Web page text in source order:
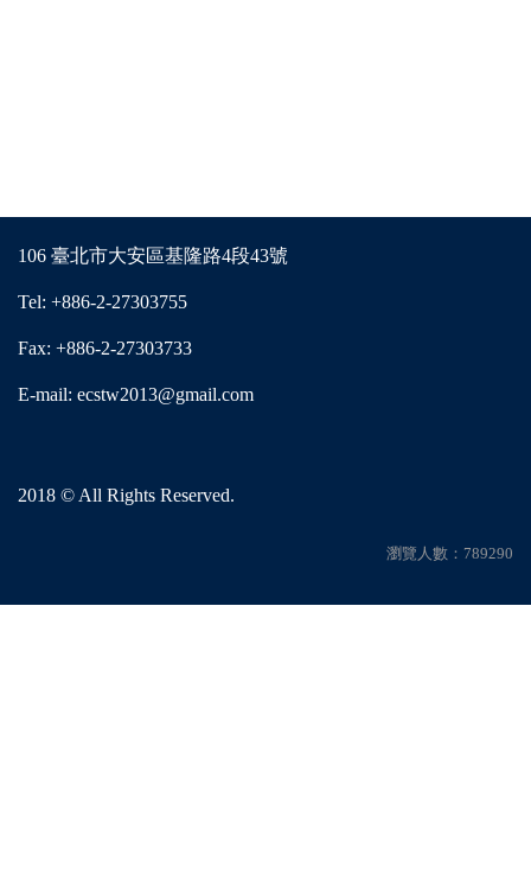
106 臺北市大安區基隆路4段43號
Tel: +886-2-27303755
Fax: +886-2-27303733
E-mail: ecstw2013@gmail.com
2018 © All Rights Reserved.
瀏覽人數：789290